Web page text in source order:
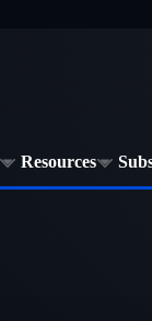
Resources